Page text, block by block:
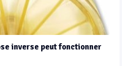
inverse peut fonctionner